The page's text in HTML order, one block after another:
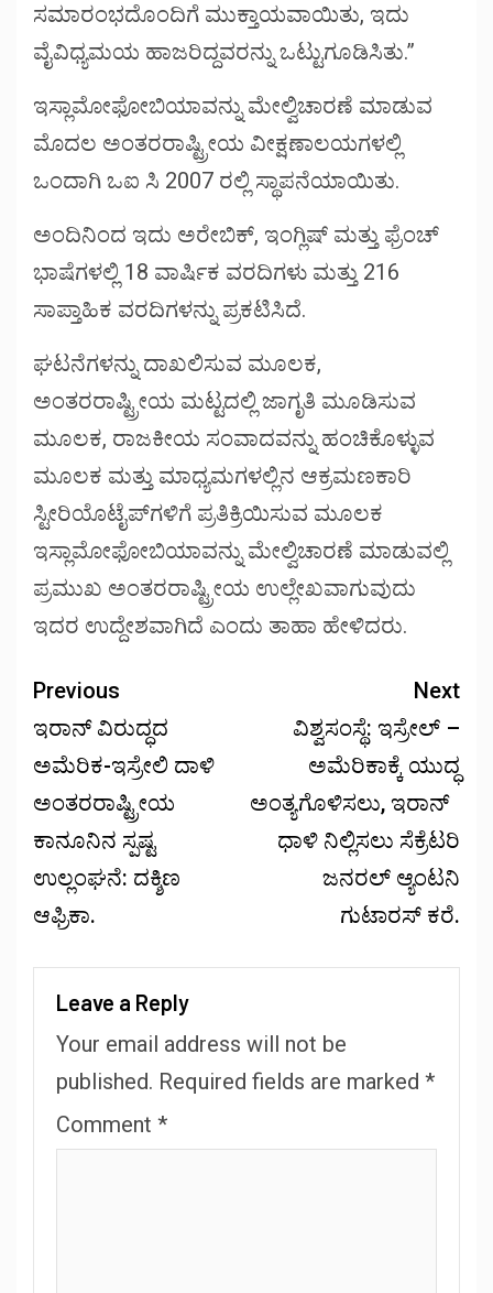
ಸಮಾರಂಭದೊಂದಿಗೆ ಮುಕ್ತಾಯವಾಯಿತು, ಇದು
ವೈವಿಧ್ಯಮಯ ಹಾಜರಿದ್ದವರನ್ನು ಒಟ್ಟುಗೂಡಿಸಿತು.”
ಇಸ್ಲಾಮೋಫೋಬಿಯಾವನ್ನು ಮೇಲ್ವಿಚಾರಣೆ ಮಾಡುವ
ಮೊದಲ ಅಂತರರಾಷ್ಟ್ರೀಯ ವೀಕ್ಷಣಾಲಯಗಳಲ್ಲಿ
ಒಂದಾಗಿ ಒಐ ಸಿ 2007 ರಲ್ಲಿ ಸ್ಥಾಪನೆಯಾಯಿತು.
ಅಂದಿನಿಂದ ಇದು ಅರೇಬಿಕ್, ಇಂಗ್ಲಿಷ್ ಮತ್ತು ಫ್ರೆಂಚ್
ಭಾಷೆಗಳಲ್ಲಿ 18 ವಾರ್ಷಿಕ ವರದಿಗಳು ಮತ್ತು 216
ಸಾಪ್ತಾಹಿಕ ವರದಿಗಳನ್ನು ಪ್ರಕಟಿಸಿದೆ.
ಘಟನೆಗಳನ್ನು ದಾಖಲಿಸುವ ಮೂಲಕ,
ಅಂತರರಾಷ್ಟ್ರೀಯ ಮಟ್ಟದಲ್ಲಿ ಜಾಗೃತಿ ಮೂಡಿಸುವ
ಮೂಲಕ, ರಾಜಕೀಯ ಸಂವಾದವನ್ನು ಹಂಚಿಕೊಳ್ಳುವ
ಮೂಲಕ ಮತ್ತು ಮಾಧ್ಯಮಗಳಲ್ಲಿನ ಆಕ್ರಮಣಕಾರಿ
ಸ್ಟೀರಿಯೊಟೈಪ್‌ಗಳಿಗೆ ಪ್ರತಿಕ್ರಿಯಿಸುವ ಮೂಲಕ
ಇಸ್ಲಾಮೋಫೋಬಿಯಾವನ್ನು ಮೇಲ್ವಿಚಾರಣೆ ಮಾಡುವಲ್ಲಿ
ಪ್ರಮುಖ ಅಂತರರಾಷ್ಟ್ರೀಯ ಉಲ್ಲೇಖವಾಗುವುದು
ಇದರ ಉದ್ದೇಶವಾಗಿದೆ ಎಂದು ತಾಹಾ ಹೇಳಿದರು.
Previous
ಇರಾನ್ ವಿರುದ್ಧದ
ಅಮೆರಿಕ-ಇಸ್ರೇಲಿ ದಾಳಿ
ಅಂತರರಾಷ್ಟ್ರೀಯ
ಕಾನೂನಿನ ಸ್ಪಷ್ಟ
ಉಲ್ಲಂಘನೆ: ದಕ್ಶಿಣ
ಆಫ್ರಿಕಾ.
Next
ವಿಶ್ವಸಂಸ್ಥೆ: ಇಸ್ರೇಲ್ –
ಅಮೆರಿಕಾಕ್ಕೆ ಯುದ್ಧ
ಅಂತ್ಯಗೊಳಿಸಲು, ಇರಾನ್
ಧಾಳಿ ನಿಲ್ಲಿಸಲು ಸೆಕ್ರೆಟರಿ
ಜನರಲ್ ಆ್ಯಂಟನಿ
ಗುಟಾರಸ್ ಕರೆ.
Leave a Reply
Your email address will not be
published. Required fields are marked *
Comment *